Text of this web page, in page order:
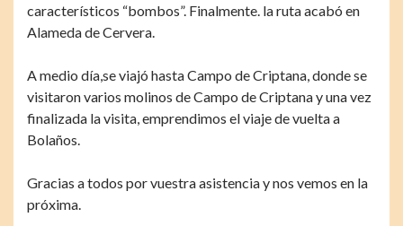
característicos “bombos”. Finalmente. la ruta acabó en
Alameda de Cervera.
A medio día,se viajó hasta Campo de Criptana, donde se
visitaron varios molinos de Campo de Criptana y una vez
finalizada la visita, emprendimos el viaje de vuelta a
Bolaños.
Gracias a todos por vuestra asistencia y nos vemos en la
próxima.